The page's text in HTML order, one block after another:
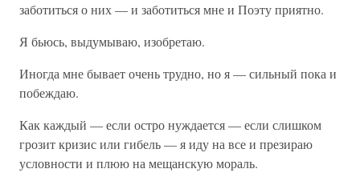
заботиться о них — и заботиться мне и Поэту приятно.
Я бьюсь, выдумываю, изобретаю.
Иногда мне бывает очень трудно, но я — сильный пока и
побеждаю.
Как каждый — если остро нуждается — если слишком
грозит кризис или гибель — я иду на все и презираю
условности и плюю на мещанскую мораль.